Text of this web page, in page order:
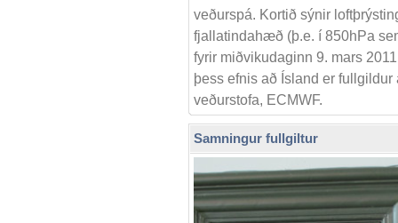
veðurspá. Kortið sýnir
fjallatindahæð (þ.e. í 850hPa
fyrir miðvikudaginn 9. mars
þess efnis að Ísland er
veðurstofa, ECMWF.
Samningur fullgiltur